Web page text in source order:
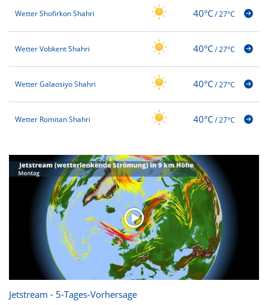
Wetter Shofirkon Shahri 40°C/27°C
Wetter Vobkent Shahri 40°C/27°C
Wetter Galaosiyo Shahri 40°C/27°C
Wetter Romitan Shahri 40°C/27°C
Jetstream - 5-Tages-Vorhersage